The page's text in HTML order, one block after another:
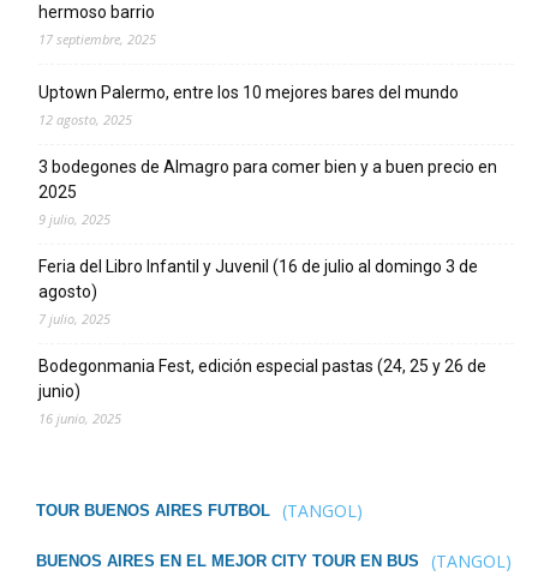
hermoso barrio
17 septiembre, 2025
Uptown Palermo, entre los 10 mejores bares del mundo
12 agosto, 2025
3 bodegones de Almagro para comer bien y a buen precio en
2025
9 julio, 2025
Feria del Libro Infantil y Juvenil (16 de julio al domingo 3 de
agosto)
7 julio, 2025
Bodegonmania Fest, edición especial pastas (24, 25 y 26 de
junio)
16 junio, 2025
TOUR BUENOS AIRES FUTBOL (TANGOL)
BUENOS AIRES EN EL MEJOR CITY TOUR EN BUS (TANGOL)